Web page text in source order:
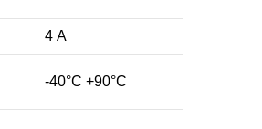
4 А
-40°C +90°C